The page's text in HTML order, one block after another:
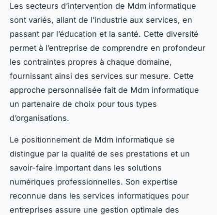
Les secteurs d’intervention de Mdm informatique
sont variés, allant de l’industrie aux services, en
passant par l’éducation et la santé. Cette diversité
permet à l’entreprise de comprendre en profondeur
les contraintes propres à chaque domaine,
fournissant ainsi des services sur mesure. Cette
approche personnalisée fait de Mdm informatique
un partenaire de choix pour tous types
d’organisations.
Le positionnement de Mdm informatique se
distingue par la qualité de ses prestations et un
savoir-faire important dans les solutions
numériques professionnelles. Son expertise
reconnue dans les services informatiques pour
entreprises assure une gestion optimale des